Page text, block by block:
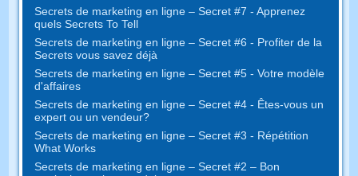
Secrets de marketing en ligne – Secret #7 - Apprenez
quels Secrets To Tell
Secrets de marketing en ligne – Secret #6 - Profiter de la
Secrets vous savez déjà
Secrets de marketing en ligne – Secret #5 - Votre modèle
d'affaires
Secrets de marketing en ligne – Secret #4 - Êtes-vous un
expert ou un vendeur?
Secrets de marketing en ligne – Secret #3 - Répétition
What Works
Secrets de marketing en ligne – Secret #2 – Bon